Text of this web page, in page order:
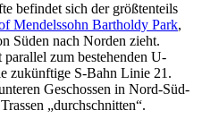
befindet sich der größtenteils
Mendelssohn Bartholdy Park,
Süden nach Norden zieht.
zum bestehenden U-
zukünftige S-Bahn Linie 21.
Geschossen in Nord-Süd-
„durchschnitten“.